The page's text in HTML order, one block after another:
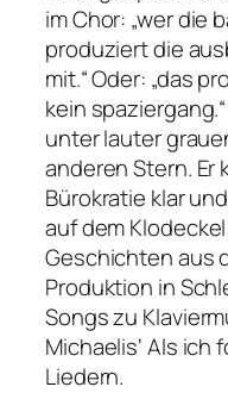
im Chor: „wer die
produziert die
mit.“Oder: „das
kein spaziergang.“
unter lauter
anderen Stern. Er
Bürokratie klar
auf dem
Geschichten aus
Produktion in
Songs zu
Michaelis‘Als ich
Liedern.